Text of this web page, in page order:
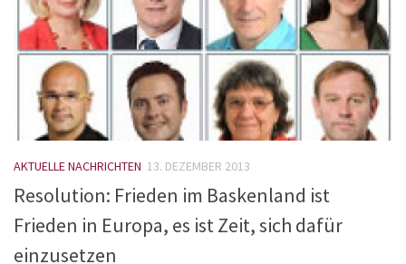
AKTUELLE NACHRICHTEN 13. DEZEMBER 2013
Resolution: Frieden im Baskenland ist
Frieden in Europa, es ist Zeit, sich dafür
einzusetzen